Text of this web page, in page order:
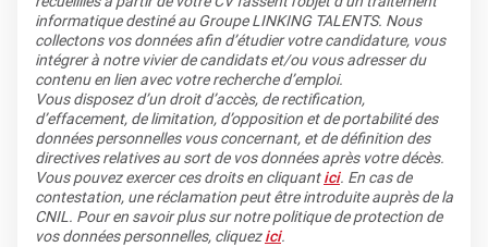
informatique destiné au Groupe LINKING TALENTS. Nous
collectons vos données afin d’étudier votre candidature, vous
intégrer à notre vivier de candidats et/ou vous adresser du
contenu en lien avec votre recherche d’emploi.
Vous disposez d’un droit d’accès, de rectification,
d’effacement, de limitation, d’opposition et de portabilité des
données personnelles vous concernant, et de définition des
directives relatives au sort de vos données après votre décès.
Vous pouvez exercer ces droits en cliquantici. En cas de
contestation, une réclamation peut être introduite auprès de la
CNIL. Pour en savoir plus sur notre politique de protection de
vos données personnelles, cliquezici.